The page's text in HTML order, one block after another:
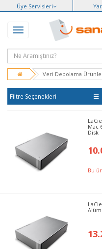
Üye Servisleri
Veri Depolama
Filtre Seçenekleri
Mac
Disk
Bu